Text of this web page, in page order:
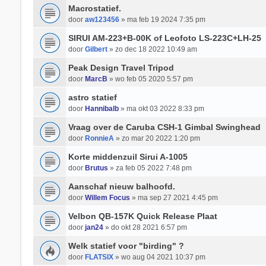
Macrostatief.
door aw123456» ma feb 19 2024 7:35 pm
SIRUI AM-223+B-00K of Leofoto LS-223C+LH-25
door Gilbert» zo dec 18 2022 10:49 am
Peak Design Travel Tripod
door MarcB » wo feb 05 2020 5:57 pm
astro statief
door Hannibalb» ma okt 03 2022 8:33 pm
Vraag over de Caruba CSH-1 Gimbal Swinghead
door RonnieA» zo mar 20 2022 1:20 pm
Korte middenzuil Sirui A-1005
door Brutus » za feb 05 2022 7:48 pm
Aanschaf nieuw balhoofd.
door Willem Focus » ma sep 27 2021 4:45 pm
Velbon QB-157K Quick Release Plaat
door jan24» do okt 28 2021 6:57 pm
Welk statief voor "birding" ?
door FLATSIX» wo aug 04 2021 10:37 pm